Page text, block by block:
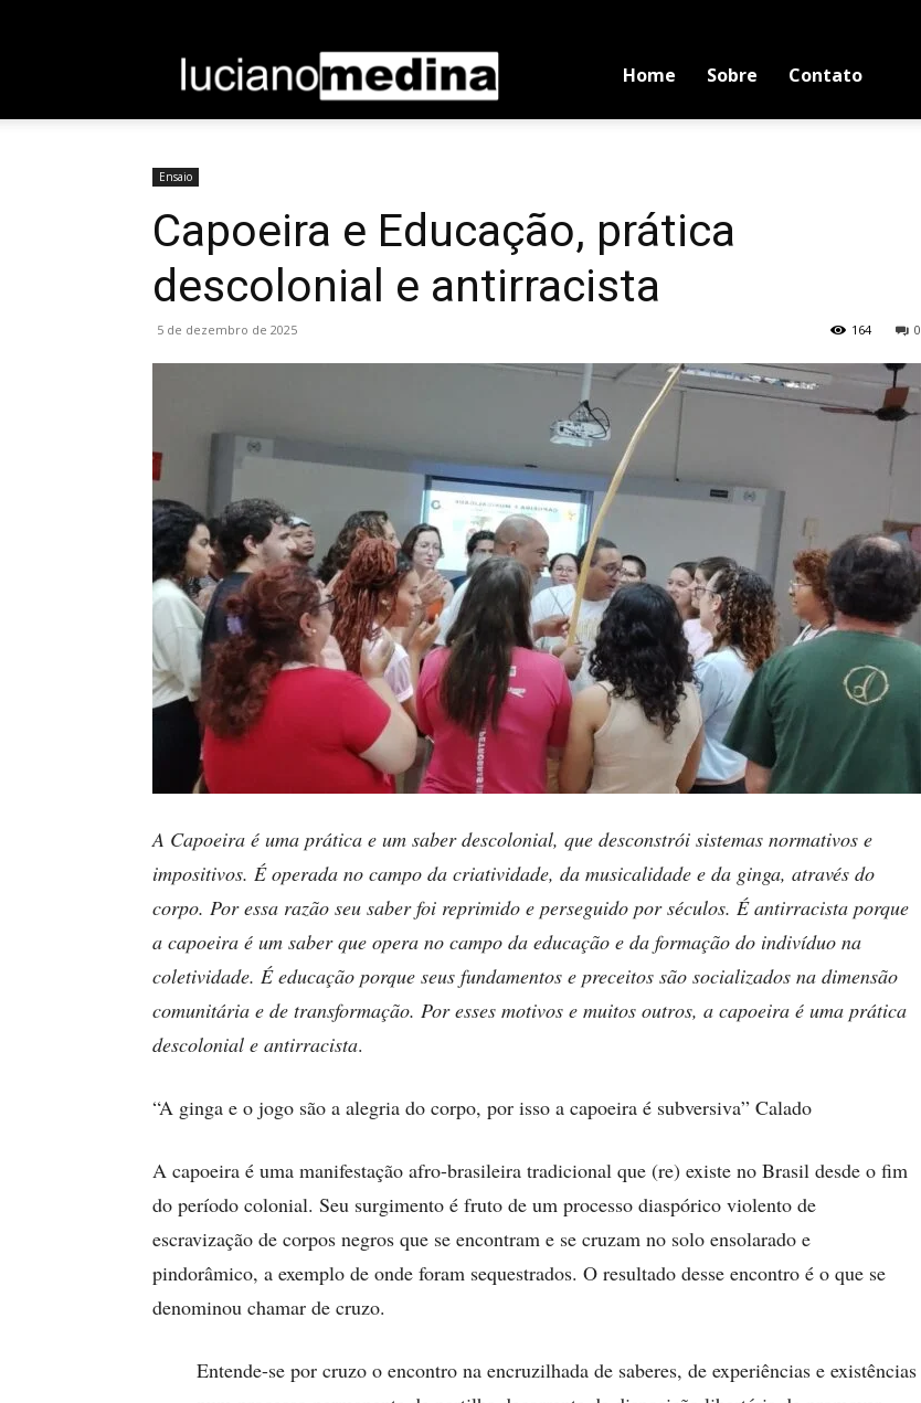
Home Sobre Contato
Ensaio
Capoeira e Educação, prática
descolonial e antirracista
5 de dezembro de 2025 0
164
A Capoeira é uma prática e um saber descolonial, que desconstrói sistemas normativos e
impositivos. É operada no campo da criatividade, da musicalidade e da ginga, através do
corpo. Por essa razão seu saber foi reprimido e perseguido por séculos. É antirracista porque
a capoeira é um saber que opera no campo da educação e da formação do indivíduo na
coletividade. É educação porque seus fundamentos e preceitos são socializados na dimensão
comunitária e de transformação. Por esses motivos e muitos outros, a capoeira é uma prática
descolonial e antirracista.
“A ginga e o jogo são a alegria do corpo, por isso a capoeira é subversiva” Calado
A capoeira é uma manifestação afro-brasileira tradicional que (re) existe no Brasil desde o fim
do período colonial. Seu surgimento é fruto de um processo diaspórico violento de
escravização de corpos negros que se encontram e se cruzam no solo ensolarado e
pindorâmico, a exemplo de onde foram sequestrados. O resultado desse encontro é o que se
denominou chamar de cruzo.
Entende-se por cruzo o encontro na encruzilhada de saberes, de experiências e existências